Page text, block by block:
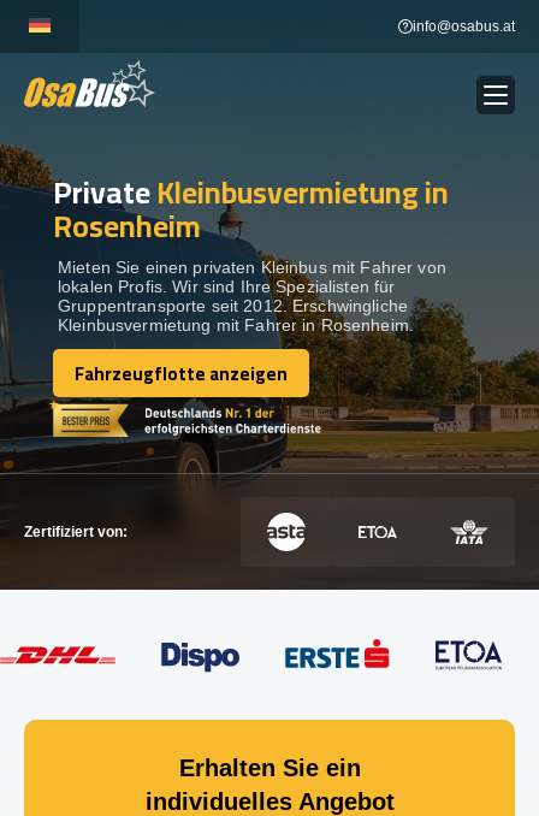
content
info@osabus.at
BUSVERMIETUNG Show dropdown
REISEZIELE
FLOTTE
KONTAKTIEREN SIE UNS
KONTAKTIEREN SIE UNS
PrivateKleinbusvermietung in
Rosenheim
Mieten Sie einen privaten Kleinbus mit Fahrer von
lokalen Profis. Wir sind Ihre Spezialisten für
Gruppentransporte seit 2012. Erschwingliche
Kleinbusvermietung mit Fahrer in Rosenheim.
Fahrzeugflotte anzeigen
Fahrzeugflotte anzeigen
Zertifiziert von:
Erhalten Sie ein
individuelles Angebot